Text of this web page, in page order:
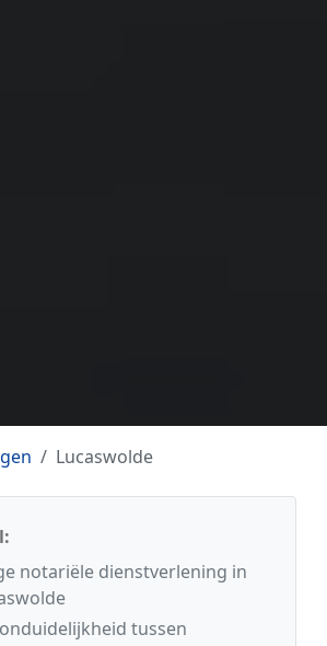
Lucaswolde
notariële dienstverlening in
tussen